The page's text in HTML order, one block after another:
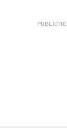
PUBLICITÉ